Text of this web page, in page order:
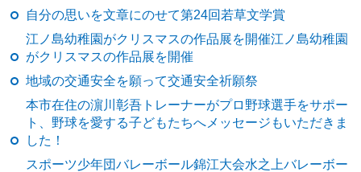
自分の思いを文章にのせて第24回若草文学賞
江ノ島幼稚園がクリスマスの作品展を開催江ノ島幼稚園
がクリスマスの作品展を開催
地域の交通安全を願って交通安全祈願祭
本市在住の濵川彰吾トレーナーがプロ野球選手をサポー
ト、野球を愛する子どもたちへメッセージもいただきま
した！
スポーツ少年団バレーボール錦江大会水之上バレーボー